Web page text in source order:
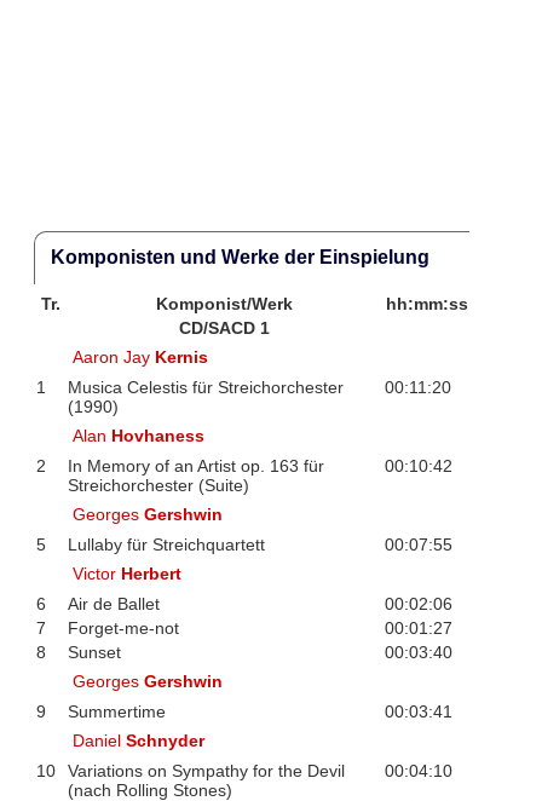
Komponisten und Werke der Einspielung
Tr. Komponist/Werk
hh:mm:ss
CD/SACD 1
Aaron Jay Kernis
1
Musica Celestis für Streichorchester
(1990)
00:11:20
Alan Hovhaness
2
In Memory of an Artist op. 163 für
Streichorchester (Suite)
00:10:42
GeorgesGershwin
5
Lullaby für Streichquartett
00:07:55
Victor Herbert
6
Air de Ballet
00:02:06
7
Forget-me-not
00:01:27
8
Sunset
00:03:40
GeorgesGershwin
9
Summertime
00:03:41
DanielSchnyder
10
Variations on Sympathy for the Devil
(nach Rolling Stones)
00:04:10